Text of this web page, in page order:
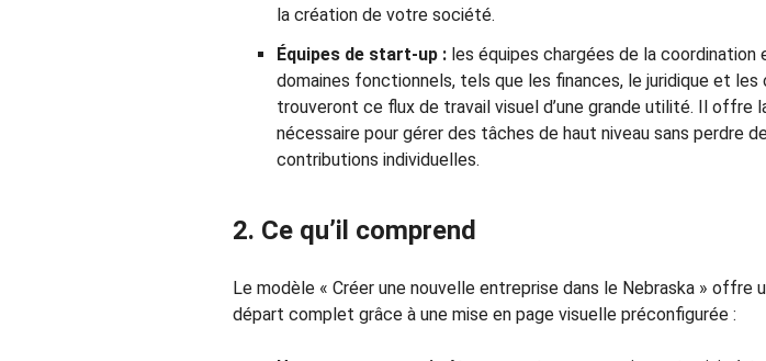
la création de votre société.
Équipes de start-up : les équipes chargées de la
domaines fonctionnels, tels que les finances, le juridique et les
trouveront ce flux de travail visuel d’une grande utilité. Il offre
nécessaire pour gérer des tâches de haut niveau sans perdre
contributions individuelles.
2. Ce qu’il comprend
Le modèle « Créer une nouvelle entreprise dans le Nebraska » offre
départ complet grâce à une mise en page visuelle préconfigurée :